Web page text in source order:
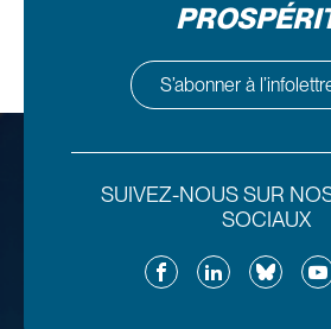
S’abonner à
SUIVEZ-NOUS SUR
SOCIAUX
FacebookLinkedInBluesky